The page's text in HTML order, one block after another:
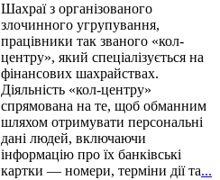
Шахраї з організованого
злочинного угрупування,
працівники так званого «кол-
центру», який спеціалізується на
фінансових шахрайствах.
Діяльність «кол-центру»
спрямована на те, щоб обманним
шляхом отримувати персональні
дані людей, включаючи
інформацію про їх банківські
картки — номери, терміни дії та...